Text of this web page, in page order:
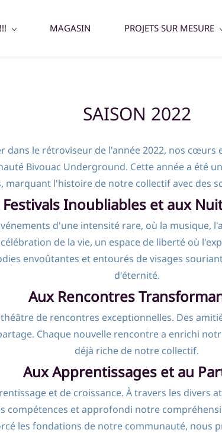
MAGASIN PROJETS SUR MESURE
SAISON 2022
le rétroviseur de l'année 2022, nos
Bivouac Underground. Cette année a été
marquant l'histoire de notre collectif avec des
Inoubliables et aux
d'une intensité rare, où la
de la vie, un espace de liberté où
envoûtantes et entourés de visages
d'éternité.
Aux Rencontres
de rencontres exceptionnelles. Des
Chaque nouvelle rencontre a enrichi
déjà riche de notre collectif.
Aux Apprentissages et au
et de croissance. À travers les divers
compétences et approfondi notre
les fondations de notre communauté, nous